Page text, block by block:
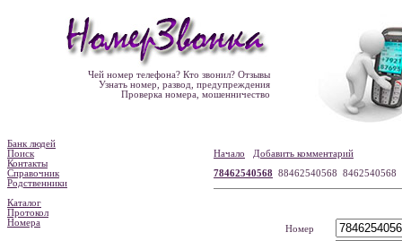
Чей номер телефона? Кто звонил? Отзывы
Узнать номер, развод, предупреждения
Проверка номера, мошенничество
Банк людей
Поиск
Контакты
Справочник
Родственники
Каталог
Протокол
Номера
Начало
Добавить комментарий
78462540568 88462540568 8462540568
Номер